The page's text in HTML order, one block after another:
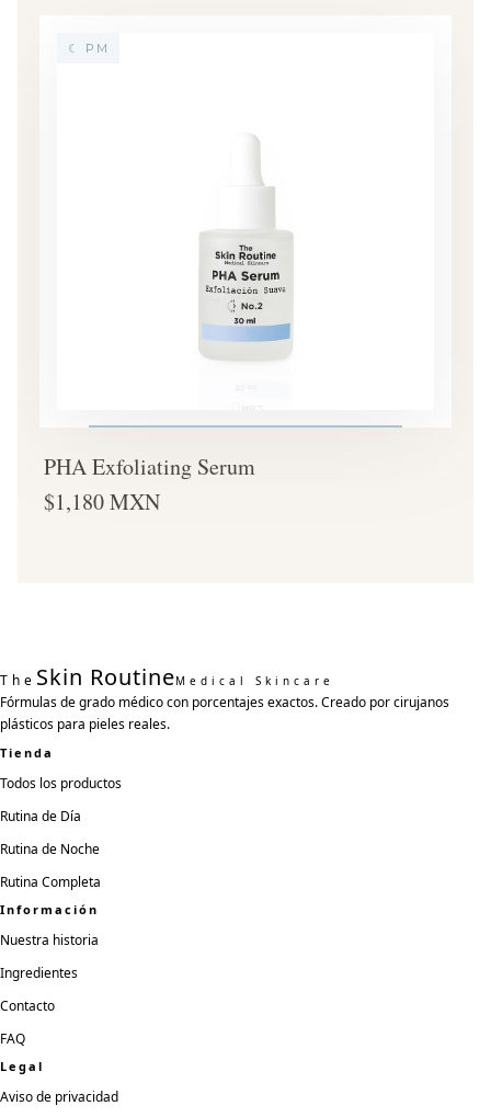
☾ PM
PHA Exfoliating Serum
$1,180 MXN
The Skin RoutineMedical Skincare
Fórmulas de grado médico con porcentajes exactos. Creado por cirujanos
plásticos para pieles reales.
Tienda
Todos los productos
Rutina de Día
Rutina de Noche
Rutina Completa
Información
Nuestra historia
Ingredientes
Contacto
FAQ
Legal
Aviso de privacidad